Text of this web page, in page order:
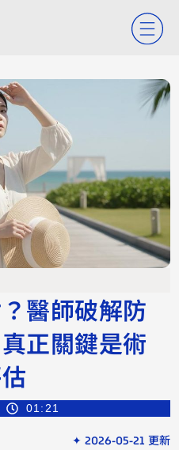
醫師破解防
正關鍵是術
01:21
✦ 2026-05-21 更新